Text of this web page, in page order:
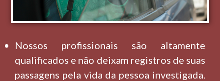
Nossos profissionais são altamente
qualificados e não deixam registros de suas
passagens pela vida da pessoa investigada.